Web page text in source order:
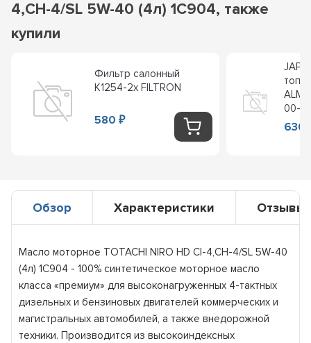
4,CH-4/SL 5W-40 (4л) 1C904, также
купили
Фильтр салонный
K1254-2x FILTRON
580₽
00-
630
Обзор Характеристики Отзывы
Масло моторное TOTACHI NIRO HD CI-4,CH-4/SL 5W-40
(4л) 1C904 - 100% синтетическое моторное масло
класса «премиум» для высоконагруженных 4-тактных
дизельных и бензиновых двигателей коммерческих и
магистральных автомобилей, а также внедорожной
техники. Производится из высокоиндексных